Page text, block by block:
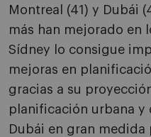
Montreal (41) y Dubái
más han mejorado en
Sídney lo consigue
mejoras en
gracias a su
planificación urbana y
Dubái en gran